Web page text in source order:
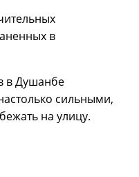
в
в Душанбе
сильными,
на улицу.